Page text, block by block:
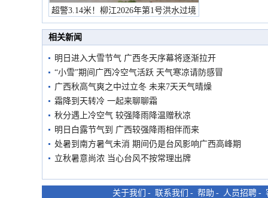
超警3.14米！柳江2026年第1号洪水过境
市民在堤岸见证汛况
相关新闻
明日进入大雪节气 广西冬天序幕将逐渐拉开
“小雪”期间广西冷空气活跃 天气寒凉请防感冒
广西秋高气爽之中过立冬 未来7天天气晴燥
霜降到天转冷 一起来聊聊霜
秋分遇上冷空气 较强降雨降温赠秋凉
明日白露节气到 广西较强降雨相伴而来
处暑到南方暑气未消 期间仍是台风影响广西高峰期
立秋暑意尚浓 当心台风不按常理出牌
关于我们 - 联系我们 - 帮助 - 人员招聘 -